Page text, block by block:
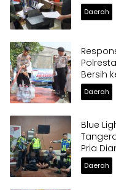
Daerah
Bersih
Daerah
Blue
Pria
Daerah